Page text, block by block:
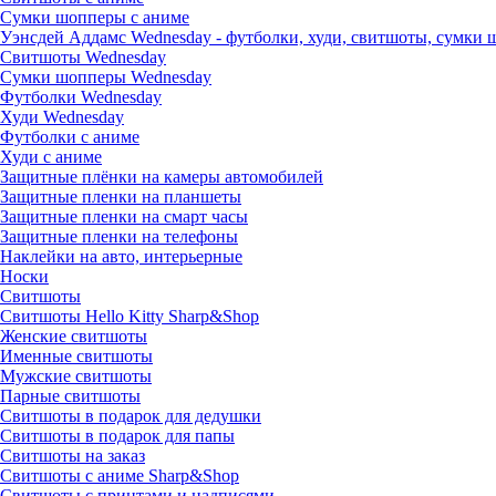
Сумки шопперы с аниме
Уэнсдей Аддамс Wednesday - футболки, худи, свитшоты, сумки
Свитшоты Wednesday
Сумки шопперы Wednesday
Футболки Wednesday
Худи Wednesday
Футболки с аниме
Худи с аниме
Защитные плёнки на камеры автомобилей
Защитные пленки на планшеты
Защитные пленки на смарт часы
Защитные пленки на телефоны
Наклейки на авто, интерьерные
Носки
Свитшоты
Cвитшоты Hello Kitty Sharp&Shop
Женские свитшоты
Именные свитшоты
Мужские свитшоты
Парные свитшоты
Свитшоты в подарок для дедушки
Свитшоты в подарок для папы
Свитшоты на заказ
Свитшоты с аниме Sharp&Shop